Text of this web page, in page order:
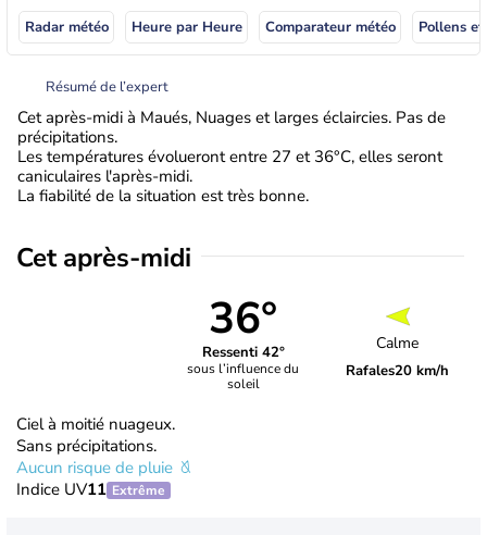
Radar météo Heure par Heure Comparateur météo Pollens
Résumé de l’expert
Cet après-midi à Maués, Nuages et larges éclaircies. Pas de
précipitations.
Les températures évolueront entre 27 et 36°C, elles seront
caniculaires l'après-midi.
La fiabilité de la situation est très bonne.
Cet après-midi
36°
Ressenti 42°
sous l’influence du
soleil
Calme
Rafales20 km/h
Ciel à moitié nuageux.
Sans précipitations.
Aucun risque de pluie
Indice UV11 Extrême